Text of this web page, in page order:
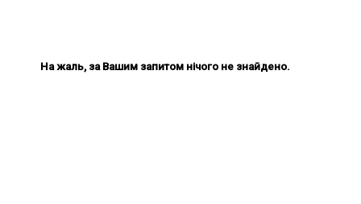
На жаль, за Вашим запитом нічого не знайдено.